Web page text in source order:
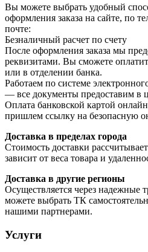
Вы можете выбрать удобный
оформления заказа на сайте, по
почте:
Безналичный расчет по счету
После оформления заказа мы
реквизитами. Вы сможете
или в отделении банка.
Работаем по системе
— все документы предоставим в
Оплата банковской картой
пришлем ссылку на безопасную
Доставка в пределах города
Стоимость доставки
зависит от веса товара и
Доставка в другие регионы
Осуществляется через
можете выбрать ТК
нашими партнерами.
Услуги